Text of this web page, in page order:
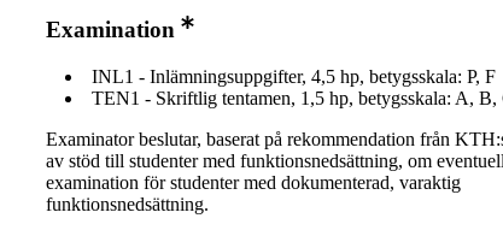
Examination
INL1 - Inlämningsuppgifter, 4,5 hp, betygsskala: P, F
TEN1 - Skriftlig tentamen, 1,5 hp, betygsskala: A,
Examinator beslutar, baserat på rekommendation från
av stöd till studenter med funktionsnedsättning, om
examination för studenter med dokumenterad, varaktig
funktionsnedsättning.